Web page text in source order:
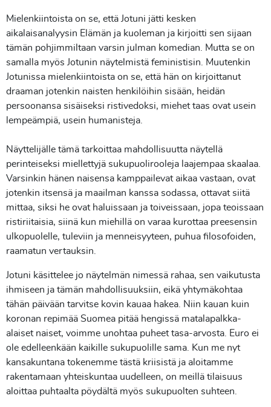
Mielenkiintoista on se, että Jotuni jätti kesken
aikalaisanalyysin Elämän ja kuoleman ja kirjoitti sen sijaan
tämän pohjimmiltaan varsin julman komedian. Mutta se on
samalla myös Jotunin näytelmistä feministisin. Muutenkin
Jotunissa mielenkiintoista on se, että hän on kirjoittanut
draaman jotenkin naisten henkilöihin sisään, heidän
persoonansa sisäiseksi ristivedoksi, miehet taas ovat usein
lempeämpiä, usein humanisteja.
Näyttelijälle tämä tarkoittaa mahdollisuutta näytellä
perinteiseksi miellettyjä sukupuolirooleja laajempaa skaalaa.
Varsinkin hänen naisensa kamppailevat aikaa vastaan, ovat
jotenkin itsensä ja maailman kanssa sodassa, ottavat siitä
mittaa, siksi he ovat haluissaan ja toiveissaan, jopa teoissaan
ristiriitaisia, siinä kun miehillä on varaa kurottaa preesensin
ulkopuolelle, tuleviin ja menneisyyteen, puhua filosofoiden,
raamatun vertauksin.
Jotuni käsittelee jo näytelmän nimessä rahaa, sen vaikutusta
ihmiseen ja tämän mahdollisuuksiin, eikä yhtymäkohtaa
tähän päivään tarvitse kovin kauaa hakea. Niin kauan kuin
koronan repimää Suomea pitää hengissä matalapalkka-
alaiset naiset, voimme unohtaa puheet tasa-arvosta. Euro ei
ole edelleenkään kaikille sukupuolille sama. Kun me nyt
kansakuntana tokenemme tästä kriisistä ja aloitamme
rakentamaan yhteiskuntaa uudelleen, on meillä tilaisuus
aloittaa puhtaalta pöydältä myös sukupuolten suhteen.